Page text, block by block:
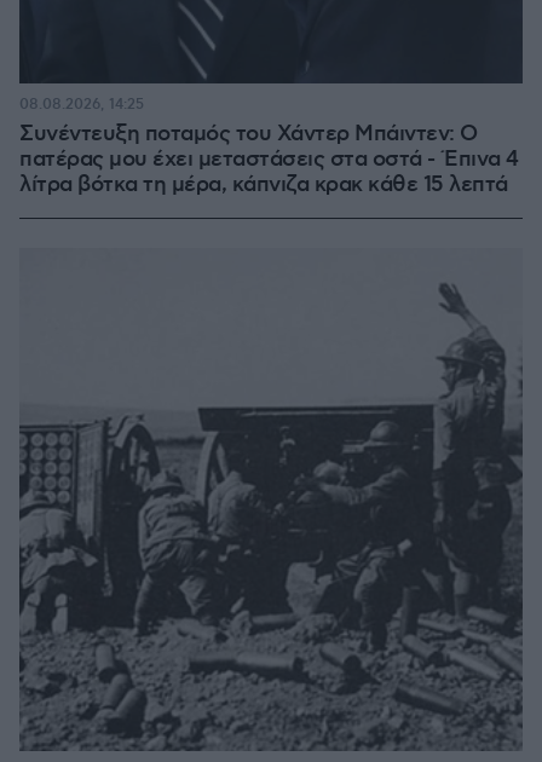
Συνέντευξη ποταμός του Χάντερ Μπάιντεν: Ο
πατέρας μου έχει μεταστάσεις στα οστά - Έπινα 4
λίτρα βότκα τη μέρα, κάπνιζα κρακ κάθε 15 λεπτά
08.08.2026, 14:25